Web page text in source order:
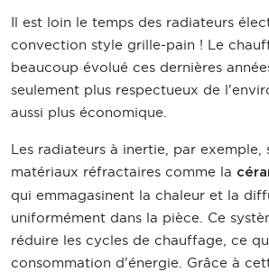
Il est loin le temps des radiateurs
convection style grille-pain ! Le
beaucoup évolué ces dernières
seulement plus respectueux de
aussi plus économique.
Les radiateurs à inertie, par exemple,
matériaux réfractaires comme la
qui emmagasinent la chaleur et la
uniformément dans la pièce. Ce
réduire les cycles de chauffage, ce
consommation d'énergie. Grâce à